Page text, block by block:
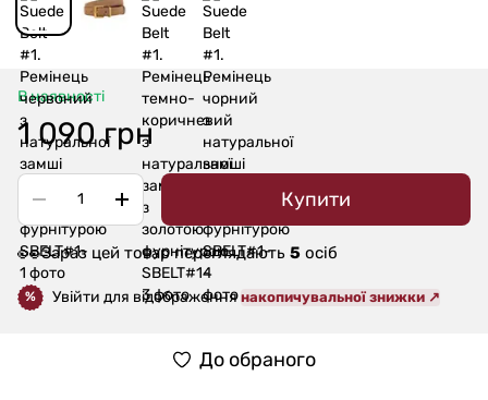
В наявності
1 090 грн
Купити
👀Зараз цей товар переглядають 5 осіб
% Увійти для відображеннянакопичувальної знижки ↗
До обраного